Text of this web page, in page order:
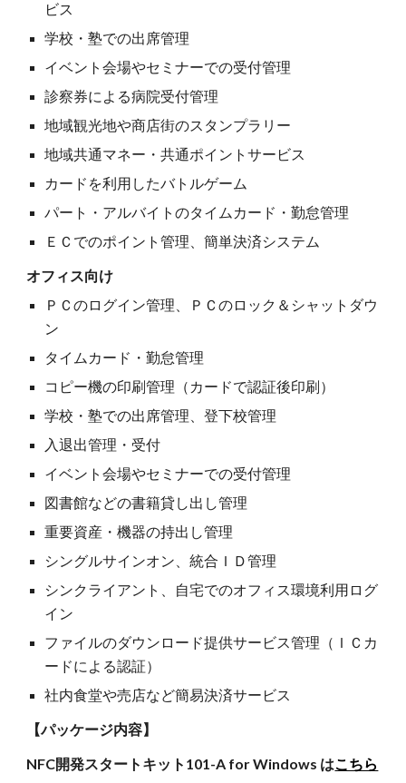
ビス
学校・塾での出席管理
イベント会場やセミナーでの受付管理
診察券による病院受付管理
地域観光地や商店街のスタンプラリー
地域共通マネー・共通ポイントサービス
カードを利用したバトルゲーム
パート・アルバイトのタイムカード・勤怠管理
ＥＣでのポイント管理、簡単決済システム
オフィス向け
ＰＣのログイン管理、ＰＣのロック＆シャットダウ
ン
タイムカード・勤怠管理
コピー機の印刷管理（カードで認証後印刷）
学校・塾での出席管理、登下校管理
入退出管理・受付
イベント会場やセミナーでの受付管理
図書館などの書籍貸し出し管理
重要資産・機器の持出し管理
シングルサインオン、統合ＩＤ管理
シンクライアント、自宅でのオフィス環境利用ログ
イン
ファイルのダウンロード提供サービス管理（ＩＣカ
ードによる認証）
社内食堂や売店など簡易決済サービス
【パッケージ内容】
NFC開発スタートキット101-A for Windows はこちら